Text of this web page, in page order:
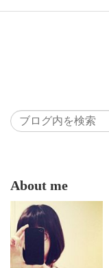
About me